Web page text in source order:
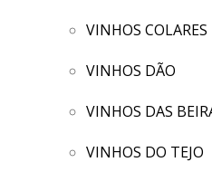
VINHOS COLARES
VINHOS DÃO
VINHOS DAS
VINHOS DO TEJO